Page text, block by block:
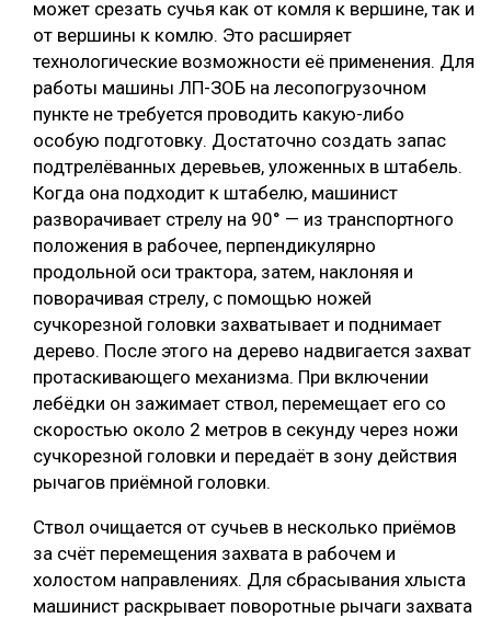
может срезать сучья как от комля к вершине, так и
от вершины к комлю. Это расширяет
технологические возможности её применения. Для
работы машины ЛП-ЗОБ на лесопогрузочном
пункте не требуется проводить какую-либо
особую подготовку. Достаточно создать запас
подтрелёванных деревьев, уложенных в штабель.
Когда она подходит к штабелю, машинист
разворачивает стрелу на 90° — из транспортного
положения в рабочее, перпендикулярно
продольной оси трактора, затем, наклоняя и
поворачивая стрелу, с помощью ножей
сучкорезной головки захватывает и поднимает
дерево. После этого на дерево надвигается захват
протаскивающего механизма. При включении
лебёдки он зажимает ствол, перемещает его со
скоростью около 2 метров в секунду через ножи
сучкорезной головки и передаёт в зону действия
рычагов приёмной головки.
Ствол очищается от сучьев в несколько приёмов
за счёт перемещения захвата в рабочем и
холостом направлениях. Для сбрасывания хлыста
машинист раскрывает поворотные рычаги захвата